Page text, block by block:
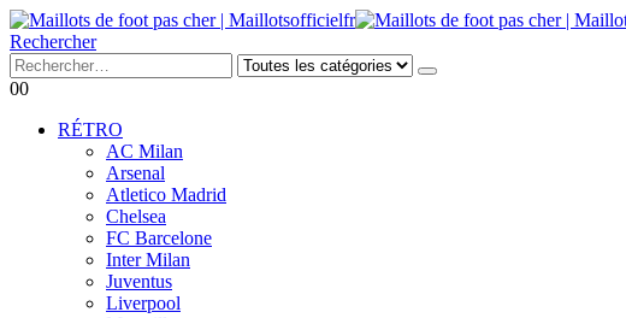
Rechercher
00
RÉTRO
AC Milan
Arsenal
Atletico Madrid
Chelsea
FC Barcelone
Inter Milan
Juventus
Liverpool